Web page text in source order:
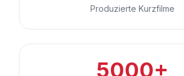
Produzierte Kurzfilme
5000+